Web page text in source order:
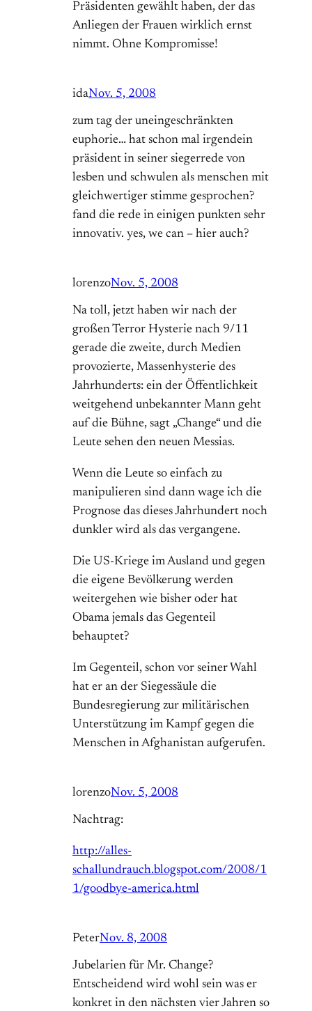
Präsidenten gewählt haben, der das
Anliegen der Frauen wirklich ernst
nimmt. Ohne Kompromisse!
idaNov. 5, 2008
zum tag der uneingeschränkten
euphorie… hat schon mal irgendein
präsident in seiner siegerrede von
lesben und schwulen als menschen mit
gleichwertiger stimme gesprochen?
fand die rede in einigen punkten sehr
innovativ. yes, we can – hier auch?
lorenzoNov. 5, 2008
Na toll, jetzt haben wir nach der
großen Terror Hysterie nach 9/11
gerade die zweite, durch Medien
provozierte, Massenhysterie des
Jahrhunderts: ein der Öffentlichkeit
weitgehend unbekannter Mann geht
auf die Bühne, sagt „Change“ und die
Leute sehen den neuen Messias.
Wenn die Leute so einfach zu
manipulieren sind dann wage ich die
Prognose das dieses Jahrhundert noch
dunkler wird als das vergangene.
Die US-Kriege im Ausland und gegen
die eigene Bevölkerung werden
weitergehen wie bisher oder hat
Obama jemals das Gegenteil
behauptet?
Im Gegenteil, schon vor seiner Wahl
hat er an der Siegessäule die
Bundesregierung zur militärischen
Unterstützung im Kampf gegen die
Menschen in Afghanistan aufgerufen.
lorenzoNov. 5, 2008
Nachtrag:
http://alles-
schallundrauch.blogspot.com/2008/1
1/goodbye-america.html
PeterNov. 8, 2008
Jubelarien für Mr. Change?
Entscheidend wird wohl sein was er
konkret in den nächsten vier Jahren so